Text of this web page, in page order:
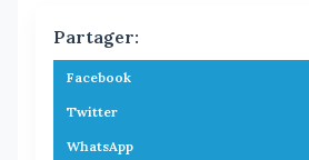
Partager:
Facebook
Twitter
WhatsApp